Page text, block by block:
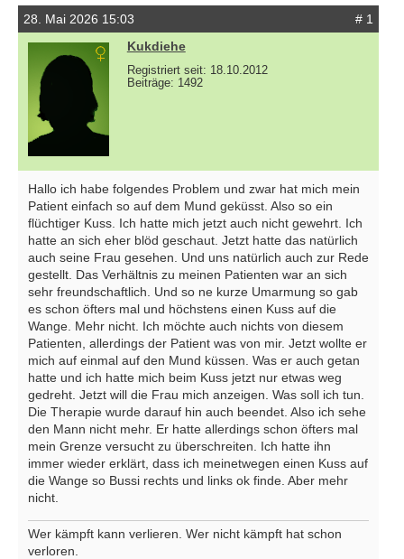
28. Mai 2026 15:03
# 1
Kukdiehe
Registriert seit: 18.10.2012
Beiträge: 1492
Hallo ich habe folgendes Problem und zwar hat mich mein
Patient einfach so auf dem Mund geküsst. Also so ein
flüchtiger Kuss. Ich hatte mich jetzt auch nicht gewehrt. Ich
hatte an sich eher blöd geschaut. Jetzt hatte das natürlich
auch seine Frau gesehen. Und uns natürlich auch zur Rede
gestellt. Das Verhältnis zu meinen Patienten war an sich
sehr freundschaftlich. Und so ne kurze Umarmung so gab
es schon öfters mal und höchstens einen Kuss auf die
Wange. Mehr nicht. Ich möchte auch nichts von diesem
Patienten, allerdings der Patient was von mir. Jetzt wollte er
mich auf einmal auf den Mund küssen. Was er auch getan
hatte und ich hatte mich beim Kuss jetzt nur etwas weg
gedreht. Jetzt will die Frau mich anzeigen. Was soll ich tun.
Die Therapie wurde darauf hin auch beendet. Also ich sehe
den Mann nicht mehr. Er hatte allerdings schon öfters mal
mein Grenze versucht zu überschreiten. Ich hatte ihn
immer wieder erklärt, dass ich meinetwegen einen Kuss auf
die Wange so Bussi rechts und links ok finde. Aber mehr
nicht.
Wer kämpft kann verlieren. Wer nicht kämpft hat schon
verloren.